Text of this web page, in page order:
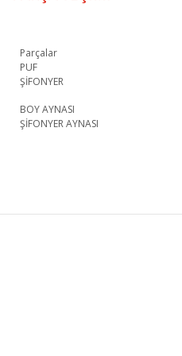
Parçalar
PUF
ŞİFONYER
BOY AYNASI
ŞİFONYER AYNASI